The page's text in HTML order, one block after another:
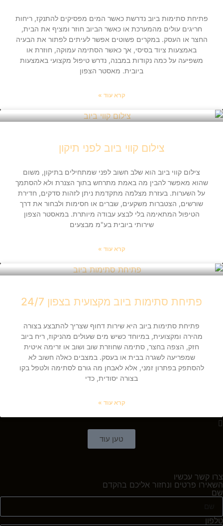
פתיחת סתימות ביוב נדרשת כאשר המים מפסיקים להתנקז, ריחות
חריגים עולים מהמערכת או כאשר הביוב חוזר ומציף את הבית,
החצר או העסק. במקרים פשוטים אפשר לעיתים לפתור את הבעיה
באמצעות ציוד בסיסי, אך כאשר הסתימה עמוקה, חוזרת או
משפיעה על כמה נקודות במבנה, נדרש טיפול מקצועי באמצעות
ביובית. מאסטר הצפון
קרא עוד »
צילום קווי ביוב לפני תיקון
צילום קווי ביוב הוא שלב חשוב לפני שמתחילים בתיקון, משום
שהוא מאפשר להבין מה באמת מתרחש בתוך הצנרת ולא להסתמך
על השערות. בעזרת מצלמה מתקדמת ניתן לזהות סדקים, חדירת
שורשים, הצטברות משקעים, שברים או חסימות ולבחור את דרך
הטיפול המתאימה בלי לבצע עבודה מיותרת. במאסטר הצפון
שירותי ביובית בע"מ מבצעים
קרא עוד »
פתיחת סתימות ביוב מקצועית בצפון 24/7
פתיחת סתימות ביוב היא שירות דחוף שצריך להתבצע בצורה
מהירה ומקצועית, במיוחד כשיש מים שעולים מהניקוז, ריח ביוב
חזק, הצפה בחצר, סתימה שחוזרת שוב ושוב או זרימה איטית
שמפריעה לשגרה בבית או בעסק. במצבים כאלה חשוב לא
להסתפק בפתרון זמני, אלא לאבחן מה גורם לסתימה ולטפל בקו
בצורה יסודית, כדי
קרא עוד »
טען עוד
צרו קשר עכשיו
השאירו פרטים ונחזור אליכם בהקדם
שם
טלפון